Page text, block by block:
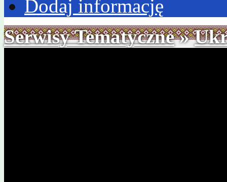
Dodaj informację
Serwisy Tematyczne»